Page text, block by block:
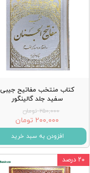
کتاب منتخب مفاتیح جیبی
سفید جلد گالینگور
۲۵۰,۰۰۰ تومان
۲۰۰,۰۰۰ تومان
افزودن به سبد خرید
۲۰ درصد